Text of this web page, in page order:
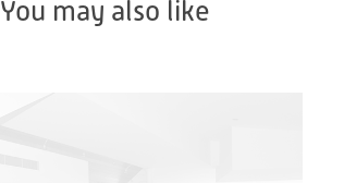
You may also like